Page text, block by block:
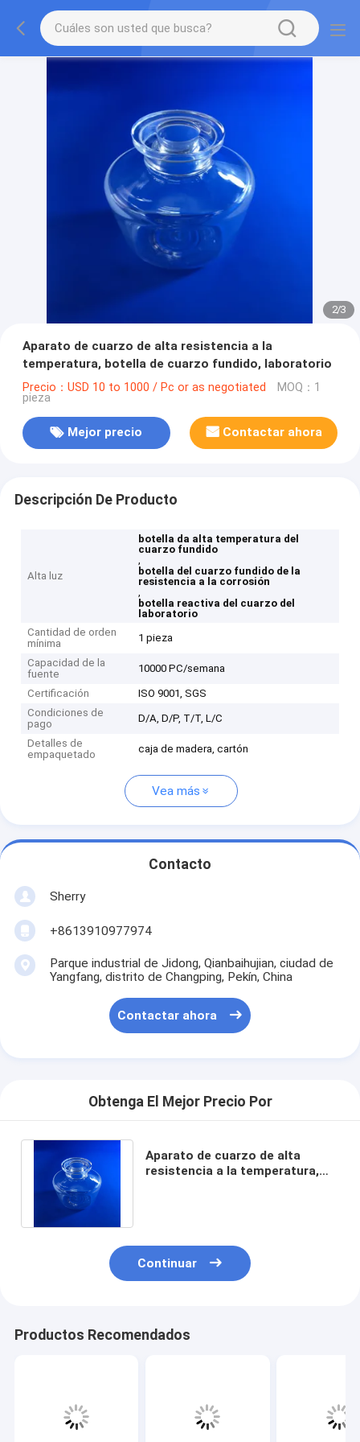
2/3
Aparato de cuarzo de alta resistencia a la
temperatura, botella de cuarzo fundido, laboratorio
Precio：USD 10 to 1000 / Pc or as negotiated MOQ：1
pieza
Mejor precio Contactar ahora
Descripción De Producto
Alta luz
botella da alta temperatura del
cuarzo fundido
,
botella del cuarzo fundido de la
resistencia a la corrosión
,
botella reactiva del cuarzo del
laboratorio
Cantidad de orden
mínima
1 pieza
Capacidad de la
fuente
10000 PC/semana
Certificación
ISO 9001, SGS
Condiciones de
pago
D/A, D/P, T/T, L/C
Detalles de
empaquetado
caja de madera, cartón
Vea más
Contacto
Sherry
+8613910977974
Parque industrial de Jidong, Qianbaihujian, ciudad de
Yangfang, distrito de Changping, Pekín, China
Contactar ahora
Obtenga El Mejor Precio Por
Aparato de cuarzo de alta
resistencia a la temperatura,
Continuar
Productos Recomendados